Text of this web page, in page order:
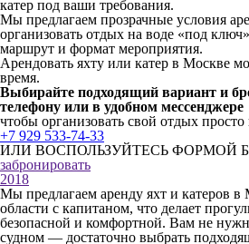
катер под ваши требования.
Мы предлагаем прозрачные условия
организовать отдых на воде «под
маршрут и формат мероприятия.
Арендовать яхту или катер в Москве
время.
Выбирайте подходящий вариант и
телефону или в удобном мессенджере
чтобы организовать свой отдых просто
+7 929 533-74-33
ИЛИ ВОСПОЛЬЗУЙТЕСЬ ФОРМОЙ
забронировать
2018
Мы предлагаем аренду яхт и катеров
области с капитаном, что делает
безопасной и комфортной. Вам не
судном — достаточно выбрать